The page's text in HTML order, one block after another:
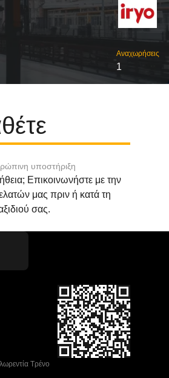
Αναχωρήσεις
1
υποστήριξη
Επικοινωνήστε με την
μας πριν ή κατά τη
σας.
Τρένο